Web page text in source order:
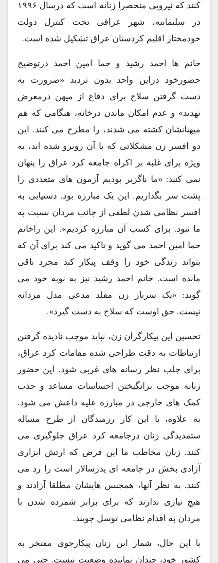
کنند که نیرویی منحصرا زنانه است که درسال ۱۹۹۶
در سلیمانیه، شهر عراقی تحت کنترل دولت
خودمختار اقلیم کردستان عراق تشکیل شده است.
خانم ها احمد رشید و حما امین احمد درتوضیح
حضورخود دراین واحد بدون تردید «ضرورت به
دست گرفتن سلاح برای دفاع از میهن درمعرض
تهدید» و عدم امکان ماندن درخانه، هنگامی که هم
میهنانشان کشته می شدند، را مطرح می کنند. این
دو افسر زن مشکلاتی که با آن روبرو شده اند، به
ویژه برای غلبه بر اکراه جامعه کرد عراق را پنهان
نمی کنند: «ما ناگزیر بودیم آزمون های متعددی را
پشت سر بگذاریم. این یک مبارزه بود. دستیابی به
افسر نظامی شدن لطفی از جانب مردان نسبت به
ما نبود. برای کسب آن مبارزه کردیم». این راخانم
حما امین احمد می گوید و تاکید می کند برای آن که
بتواند زندگی خود را وقف پیکار کند مجرد باقی
مانده است. خانم احمد رشید نیز به نوبه خود می
گوید: «یک سرباز زن مقلد مدعی مدل مردانه
نیست. حق اوست که سلاح به دست گیرد».
تحسین این پیکارگران زن، نباید موجب نادیده گرفتن
ارتباطات به دقت طراحی شده مقامات کرد عراق،
برای جلب نظر رسانه های غربی شود. این حضور
زنانه موجب برانگیختن احساسات مساعد و جذب
کمک های خارجی در مبارزه علیه داعش می شود.
به علاوه، با این کار رزمندگان از طرح مساله
ستمدیدگی زنان درجامعه کرد عراق جلوگیری می
کنند. زنان مخاطب ما این فرض که ارتش ابزاری
آزادی بخش در جامعه ای پدرسالار است را رد می
کنند. به نظر آنها، همجنس هایشان مطلقا آزادند و
هیچ نیازی ندارند که برای برابر شمرده شدن با
مردان به اقدام نظامی توسل جویند.
با این حال، شمار این زنان پیکارجوی مفتخر به
کشور خود، چندان نماینده وضعیت نیست. حتی می